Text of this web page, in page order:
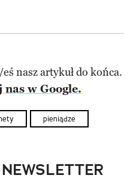
nasz artykuł do końca.
nas w Google.
pieniądze